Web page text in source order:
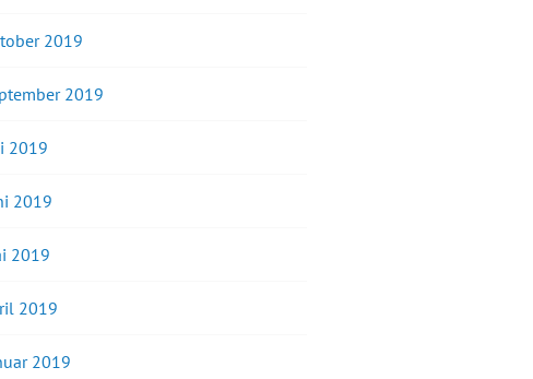
2019
2019
2019
2019
2019
2019
2019